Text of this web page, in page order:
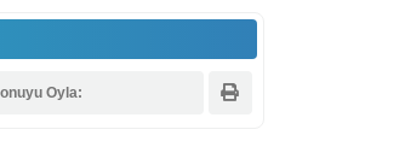
Oyla: